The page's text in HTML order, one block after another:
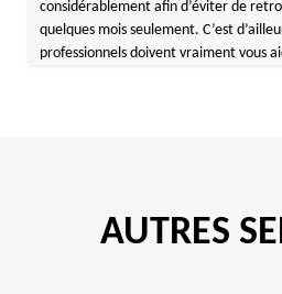
considérablement afin d’éviter de
quelques mois seulement. C’est
professionnels doivent vraiment vous
AUTRES